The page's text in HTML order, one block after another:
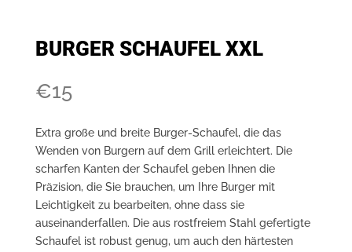
BURGER SCHAUFEL XXL
€15
Extra große und breite Burger-Schaufel, die das
Wenden von Burgern auf dem Grill erleichtert. Die
scharfen Kanten der Schaufel geben Ihnen die
Präzision, die Sie brauchen, um Ihre Burger mit
Leichtigkeit zu bearbeiten, ohne dass sie
auseinanderfallen. Die aus rostfreiem Stahl gefertigte
Schaufel ist robust genug, um auch den härtesten